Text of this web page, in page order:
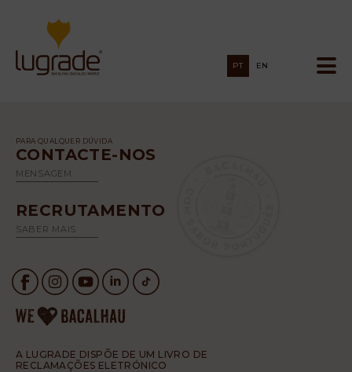
PT EN
PARA QUALQUER DÚVIDA
CONTACTE-NOS
MENSAGEM
RECRUTAMENTO
SABER MAIS
A LUGRADE DISPÕE DE UM LIVRO DE
RECLAMAÇÕES ELETRÓNICO